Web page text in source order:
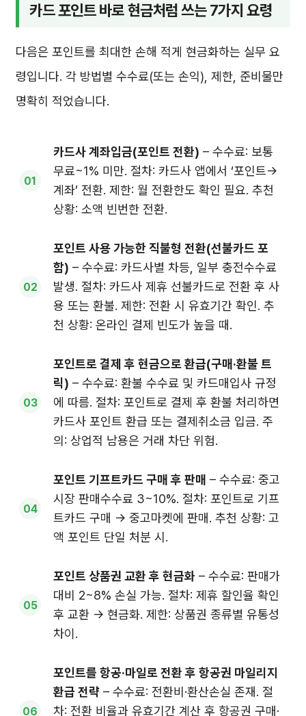
카드 포인트 바로 현금처럼 쓰는 7가지 요령
다음은 포인트를 최대한 손해 적게 현금화하는 실무 요
령입니다. 각 방법별 수수료(또는 손익), 제한, 준비물만
명확히 적었습니다.
카드사 계좌입금(포인트 전환) – 수수료: 보통
무료~1% 미만. 절차: 카드사 앱에서 ‘포인트→
계좌’ 전환. 제한: 월 전환한도 확인 필요. 추천
상황: 소액 빈번한 전환.
포인트 사용 가능한 직불형 전환(선불카드 포
함) – 수수료: 카드사별 차등, 일부 충전수수료
발생. 절차: 카드사 제휴 선불카드로 전환 후 사
용 또는 환불. 제한: 전환 시 유효기간 확인. 추
천 상황: 온라인 결제 빈도가 높을 때.
포인트로 결제 후 현금으로 환급(구매·환불 트
릭) – 수수료: 환불 수수료 및 카드매입사 규정
에 따름. 절차: 포인트로 결제 후 환불 처리하면
카드사 포인트 환급 또는 결제취소금 입금. 주
의: 상업적 남용은 거래 차단 위험.
포인트 기프트카드 구매 후 판매 – 수수료: 중고
시장 판매수수료 3~10%. 절차: 포인트로 기프
트카드 구매 → 중고마켓에 판매. 추천 상황: 고
액 포인트 단일 처분 시.
포인트 상품권 교환 후 현금화 – 수수료: 판매가
대비 2~8% 손실 가능. 절차: 제휴 할인율 확인
후 교환 → 현금화. 제한: 상품권 종류별 유통성
차이.
포인트를 항공·마일로 전환 후 항공권 마일리지
환급 전략 – 수수료: 전환비·환산손실 존재. 절
차: 전환 비율과 유효기간 계산 후 항공권 구매·